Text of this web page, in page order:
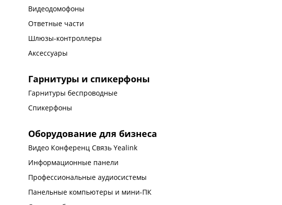
Видеодомофоны
Ответные части
Шлюзы-контроллеры
Аксессуары
Гарнитуры и спикерфоны
Гарнитуры беспроводные
Спикерфоны
Оборудование для бизнеса
Видео Конференц Связь Yealink
Информационные панели
Профессиональные аудиосистемы
Панельные компьютеры и мини-ПК